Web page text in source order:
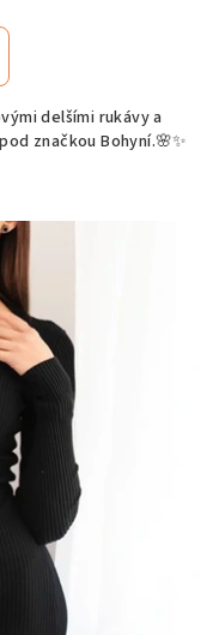
delšími rukávy a
značkou Bohyní.🌸✨